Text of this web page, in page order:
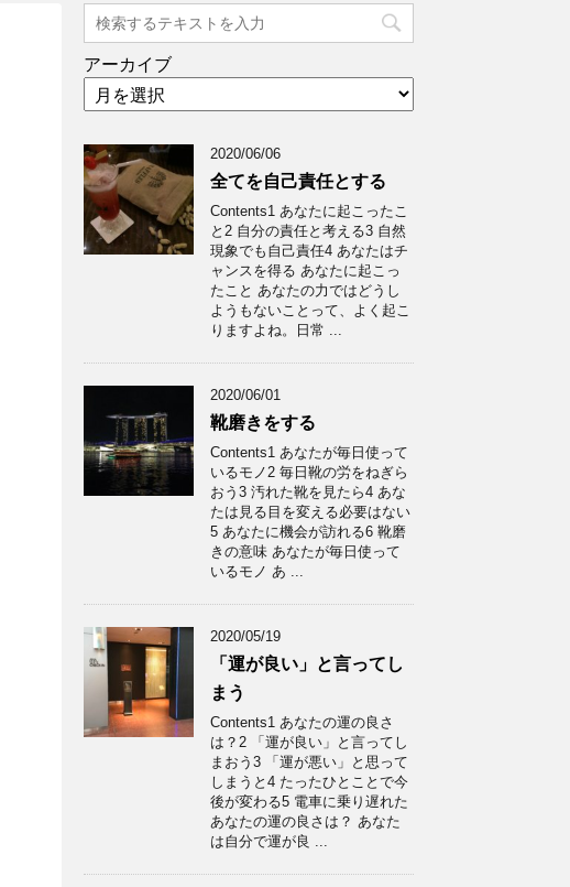
アーカイブ
2020/06/06
全てを自己責任とする
Contents1 あなたに起こったこ
と2 自分の責任と考える3 自然
現象でも自己責任4 あなたはチ
ャンスを得る あなたに起こっ
たこと あなたの力ではどうし
ようもないことって、よく起こ
りますよね。日常 ...
2020/06/01
靴磨きをする
Contents1 あなたが毎日使って
いるモノ2 毎日靴の労をねぎら
おう3 汚れた靴を見たら4 あな
たは見る目を変える必要はない
5 あなたに機会が訪れる6 靴磨
きの意味 あなたが毎日使って
いるモノ あ ...
2020/05/19
「運が良い」と言ってし
まう
Contents1 あなたの運の良さ
は？2 「運が良い」と言ってし
まおう3 「運が悪い」と思って
しまうと4 たったひとことで今
後が変わる5 電車に乗り遅れた
あなたの運の良さは？ あなた
は自分で運が良 ...